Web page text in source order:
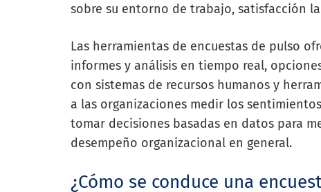
sobre su entorno de trabajo, satisfacción
Las herramientas de encuestas de pulso
informes y análisis en tiempo real,
con sistemas de recursos humanos y
a las organizaciones medir los
tomar decisiones basadas en datos para
desempeño organizacional en general.
¿Cómo se conduce una